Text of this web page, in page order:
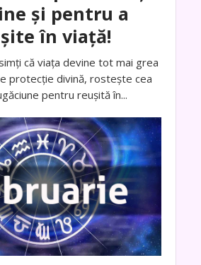
și pentru a
în viață!
că viața devine tot mai grea
protecție divină, rostește cea
pentru reușită în...